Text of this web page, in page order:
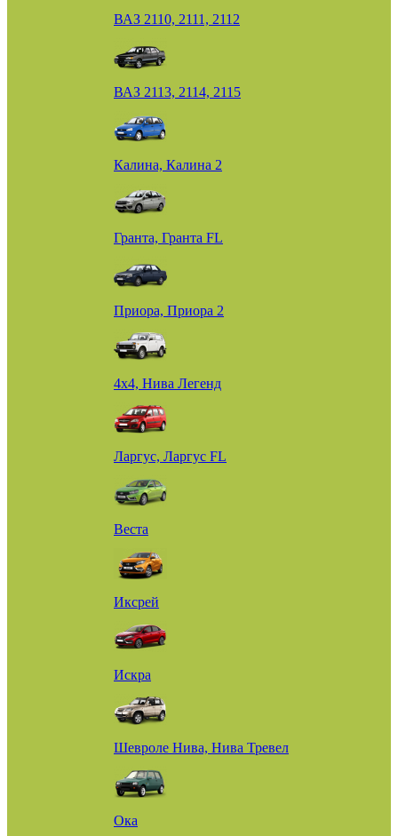
ВАЗ 2110, 2111, 2112
ВАЗ 2113, 2114, 2115
Калина, Калина 2
Гранта, Гранта FL
Приора, Приора 2
4х4, Нива Легенд
Ларгус, Ларгус FL
Веста
Иксрей
Искра
Шевроле Нива, Нива Тревел
Ока